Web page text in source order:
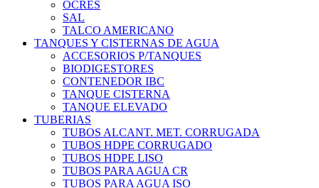
OCRES
SAL
TALCO AMERICANO
TANQUES Y CISTERNAS DE AGUA
ACCESORIOS P/TANQUES
BIODIGESTORES
CONTENEDOR IBC
TANQUE CISTERNA
TANQUE ELEVADO
TUBERIAS
TUBOS ALCANT. MET. CORRUGADA
TUBOS HDPE CORRUGADO
TUBOS HDPE LISO
TUBOS PARA AGUA CR
TUBOS PARA AGUA ISO